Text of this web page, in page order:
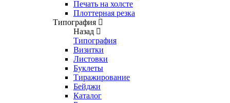
Печать на холсте
Плоттерная резка
Типография
Назад
Типография
Визитки
Листовки
Буклеты
Тиражирование
Бейджи
Каталог